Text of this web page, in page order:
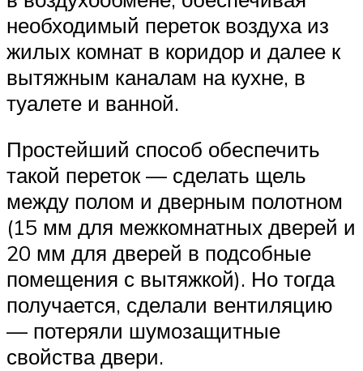
необходимый переток воздуха из
жилых комнат в коридор и далее к
вытяжным каналам на кухне, в
туалете и ванной.
Простейший способ обеспечить
такой переток — сделать щель
между полом и дверным полотном
(15 мм для межкомнатных дверей и
20 мм для дверей в подсобные
помещения с вытяжкой). Но тогда
получается, сделали вентиляцию
— потеряли шумозащитные
свойства двери.